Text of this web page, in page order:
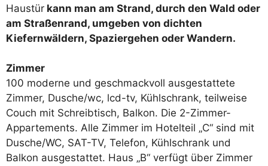
Haustür kann man am Strand, durch den Wald oder
am Straßenrand, umgeben von dichten
Kiefernwäldern, Spaziergehen oder Wandern.
Zimmer
100 moderne und geschmackvoll ausgestattete
Zimmer, Dusche/wc, lcd-tv, Kühlschrank, teilweise
Couch mit Schreibtisch, Balkon. Die 2-Zimmer-
Appartements. Alle Zimmer im Hotelteil „C“ sind mit
Dusche/WC, SAT-TV, Telefon, Kühlschrank und
Balkon ausgestattet. Haus „B“ verfügt über Zimmer